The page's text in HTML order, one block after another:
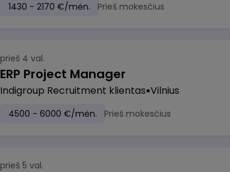
1430 - 2170 €/mėn. Prieš mokesčius
prieš 4 val.
ERP Project Manager
Indigroup Recruitment klientas Vilnius
4500 - 6000 €/mėn. Prieš mokesčius
prieš 5 val.